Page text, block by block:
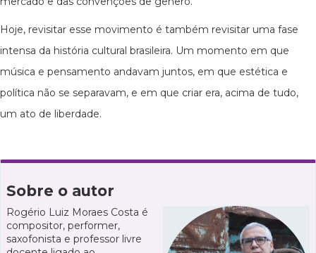
Hoje, revisitar esse movimento é também revisitar uma fase
intensa da história cultural brasileira. Um momento em que
música e pensamento andavam juntos, em que estética e
política não se separavam, e em que criar era, acima de tudo,
um ato de liberdade.
Sobre o autor
Rogério Luiz Moraes Costa é
compositor, performer,
saxofonista e professor livre